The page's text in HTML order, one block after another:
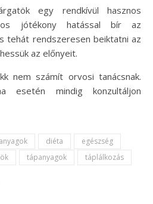
egy rendkívül hasznos
jótékony hatással bír az
tehát rendszeresen beiktatni az
az előnyeit.
nem számít orvosi tanácsnak.
esetén mindig konzultáljon
diéta
egészség
tápanyagok
táplálkozás